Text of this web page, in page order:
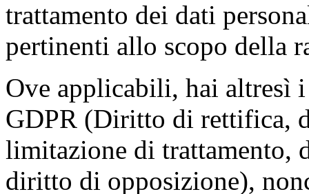
trattamento dei dati
pertinenti allo scopo della
Ove applicabili, hai
GDPR (Diritto di rettifica,
limitazione di trattamento,
diritto di opposizione),